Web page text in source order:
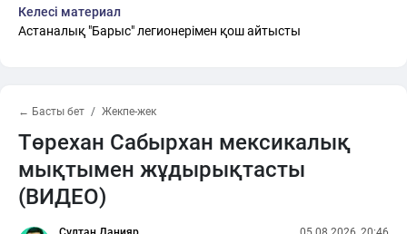
Келесі материал
Астаналық "Барыс" легионерімен қош айтысты
← Басты бет Жекпе-жек
Төрехан Сабырхан мексикалық
мықтымен жұдырықтасты
(ВИДЕО)